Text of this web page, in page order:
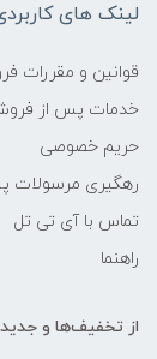
لینک های
قوانین و مقررات
خدمات پس از فروش
حریم خصوصی
رهگیری مرسولات
تماس با آی تی تل
راهنما
از تخفیف‌ها و